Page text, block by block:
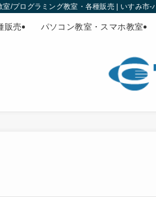
/プログラミング教室・各種販売 | いすみ市-
販売 パソコン教室・スマホ教室